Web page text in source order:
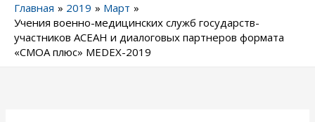
Главная 2019
Март
Учения военно-медицинских служб государств-
участников АСЕАН и диалоговых партнеров формата
«СМОА плюс» MEDEX-2019